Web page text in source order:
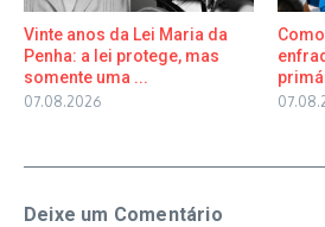
Vinte anos da Lei Maria da
Penha: a lei protege, mas
somente uma ...
07.08.2026
Deixe um Comentário